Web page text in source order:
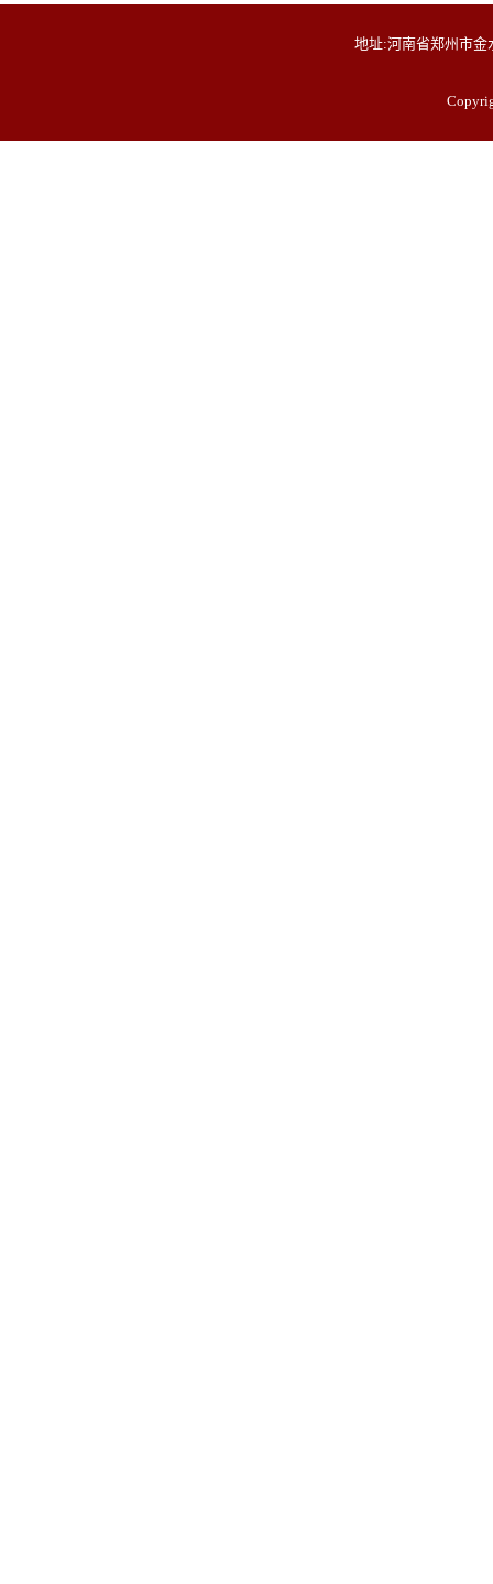
地址:河南省郑州市金